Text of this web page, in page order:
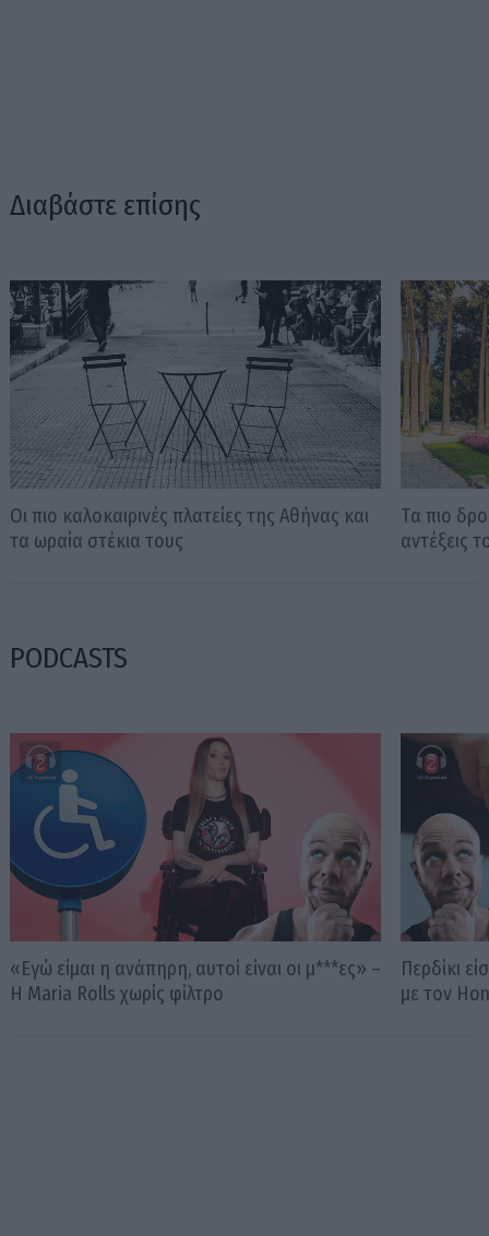
Διαβάστε επίσης
Οι πιο καλοκαιρινές πλατείες της Αθήνας και
τα ωραία στέκια τους
Tα πιο
αντέξεις
PODCASTS
«Εγώ είμαι η ανάπηρη, αυτοί είναι οι μ***ες» –
Η Maria Rolls χωρίς φίλτρο
Περδίκι
με τον